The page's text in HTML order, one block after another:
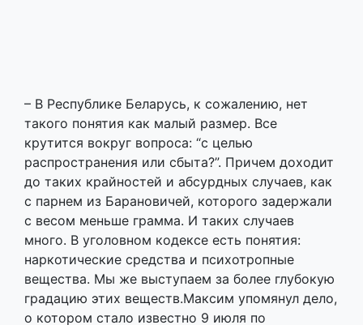
с парнем из Барановичей, которого задержали
с весом меньше грамма. И таких случаев
много. В уголовном кодексе есть понятия:
наркотические средства и психотропные
вещества. Мы же выступаем за более глубокую
градацию этих веществ.Максим упомянул дело,
о котором стало известно 9 июля по
сообщению пресс-службы УВД Брестского
облисполкома. Автомобиль жителя Березы был
остановлен для досмотра, в ходе которого
было обнаружено и изъято 0,0041 марихуаны.